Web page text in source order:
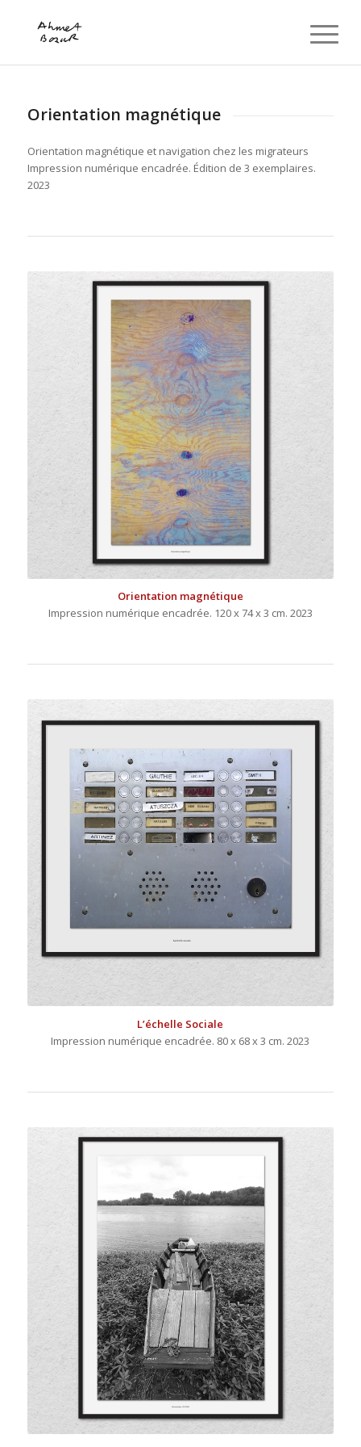
Orientation magnétique
Orientation magnétique et navigation chez les migrateurs
Impression numérique encadrée. Édition de 3 exemplaires.
2023
Orientation magnétique
Impression numérique encadrée. 120 x 74 x 3 cm. 2023
L’échelle Sociale
Impression numérique encadrée. 80 x 68 x 3 cm. 2023